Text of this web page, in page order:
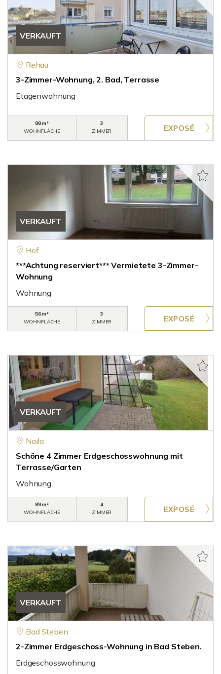
VERKAUFT
Rehau
3-Zimmer-Wohnung, 2. Bad, Terrasse
Etagenwohnung
88 m²
WOHNFLÄCHE
3
ZIMMER
VERKAUFT
Hof
***Achtung reserviert*** Vermietete 3-Zimmer-
Wohnung
Wohnung
56 m²
WOHNFLÄCHE
3
ZIMMER
VERKAUFT
Naila
Schöne 4 Zimmer Erdgeschosswohnung mit
Terrasse/Garten
Wohnung
89 m²
WOHNFLÄCHE
4
ZIMMER
VERKAUFT
Bad Steben
2-Zimmer Erdgeschoss-Wohnung in Bad Steben.
Erdgeschosswohnung